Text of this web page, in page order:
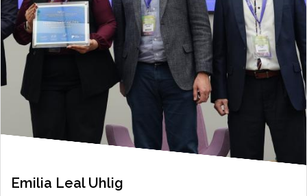
Emilia Leal Uhlig